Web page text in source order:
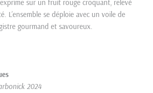
sur un fruit rouge croquant, relevé
L’ensemble se déploie avec un voile de
gourmand et savoureux.
2024